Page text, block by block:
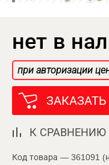
нет в
при авторизации
ЗАКАЗАТЬ
К СРАВНЕНИЮ
Код товара — 361091